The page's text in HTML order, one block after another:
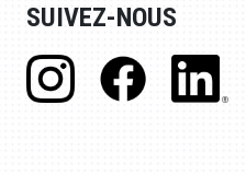
SUIVEZ-NOUS